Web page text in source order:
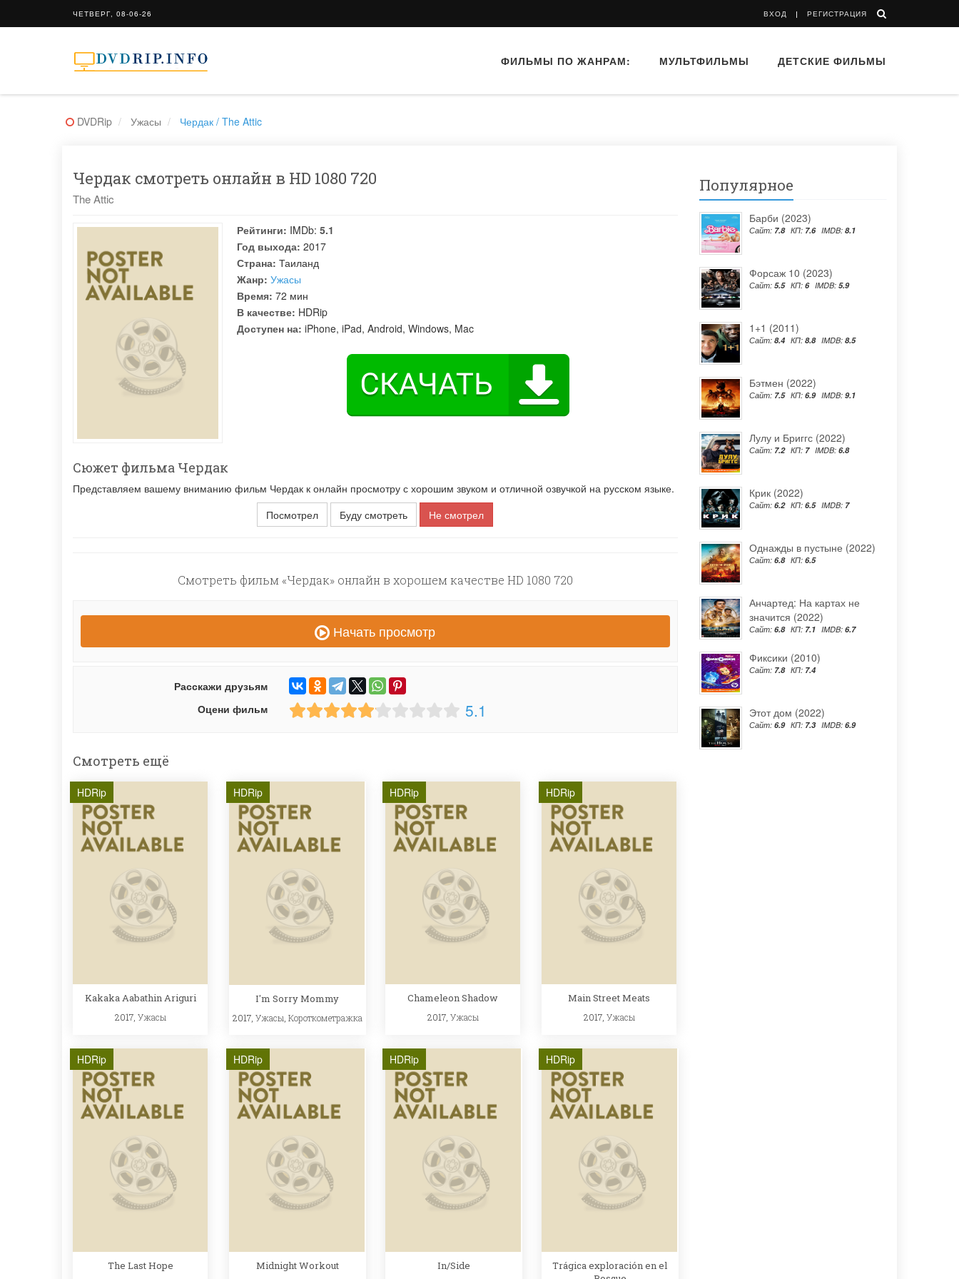
ЧЕТВЕРГ, 08-06-26 ВХОД РЕГИСТРАЦИЯ
ФИЛЬМЫ ПО ЖАНРАМ: МУЛЬТФИЛЬМЫ ДЕТСКИЕ ФИЛЬМЫ
DVDRip Ужасы Чердак / The Attic
Чердак смотреть онлайн в HD 1080 720
The Attic
Рейтинги: IMDb: 5.1
Год выхода: 2017
Страна: Таиланд
Жанр: Ужасы
Время: 72 мин
В качестве: HDRip
Доступен на: iPhone, iPad, Android, Windows, Mac
Сюжет фильма Чердак
Представляем вашему вниманию фильм Чердак к онлайн просмотру с хорошим звуком и отличной озвучкой на русском языке.
Посмотрел
Буду смотреть Не смотрел
Смотреть фильм «Чердак» онлайн в хорошем качестве HD 1080 720
Начать просмотр
Расскажи друзьям
Оцени фильм
5.1
Смотреть ещё
HDRip
Kakaka Aabathin Ariguri
2017, Ужасы
HDRip
I'm Sorry Mommy
2017, Ужасы Короткометражка
HDRip
Chameleon Shadow
2017, Ужасы
HDRip
Main Street Meats
2017, Ужасы
HDRip
The Last Hope
HDRip
Midnight Workout
HDRip
In/Side
HDRip
Trágica exploración en el
Популярное
Барби (2023)
Сайт: 7.8 КП: 7.6 IMDB: 8.1
Форсаж 10 (2023)
Сайт: 5.5 КП: 6 IMDB: 5.9
1+1 (2011)
Сайт: 8.4 КП: 8.8 IMDB: 8.5
Бэтмен (2022)
Сайт: 7.5 КП: 6.9 IMDB: 9.1
Лулу и Бриггс (2022)
Сайт: 7.2 КП: 7 IMDB: 6.8
Крик (2022)
Сайт: 6.2 КП: 6.5 IMDB: 7
Однажды в пустыне (2022)
Сайт: 6.8 КП: 6.5
Анчартед: На картах не
значится (2022)
Сайт: 6.8 КП: 7.1 IMDB: 6.7
Фиксики (2010)
Сайт: 7.8 КП: 7.4
Этот дом (2022)
Сайт: 6.9 КП: 7.3 IMDB: 6.9